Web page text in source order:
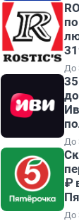
До
До
₽
До